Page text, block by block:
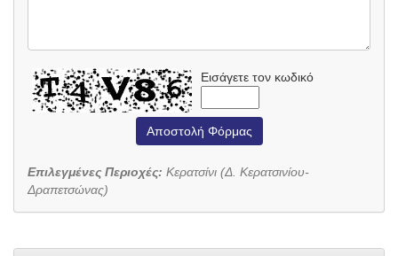
Εισάγετε τον κωδικό
Αποστολή Φόρμας
Επιλεγμένες Περιοχές: Κερατσίνι (Δ. Κερατσινίου-
Δραπετσώνας)